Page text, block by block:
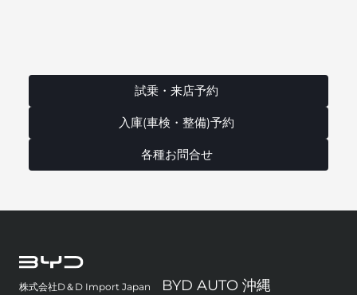
試乗・来店予約
入庫(車検・整備)予約
各種お問合せ
株式会社D＆D Import Japan BYD AUTO 沖縄